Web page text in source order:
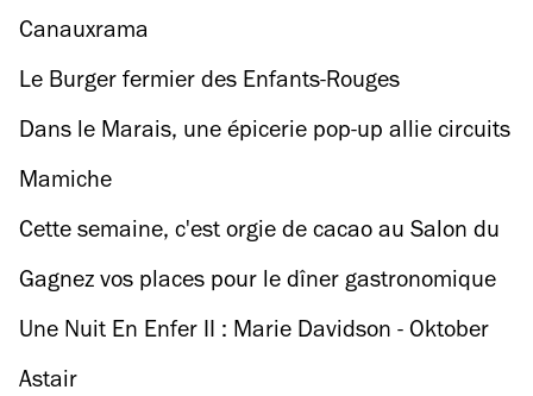
Canauxrama
Le Burger fermier des Enfants-Rouges
Dans le Marais, une épicerie pop-up allie circuits
courts et petits producteurs
Mamiche
Cette semaine, c'est orgie de cacao au Salon du
Chocolat !
Gagnez vos places pour le dîner gastronomique
de l'année !
Une Nuit En Enfer II : Marie Davidson - Oktober
Lieber + guests
Astair